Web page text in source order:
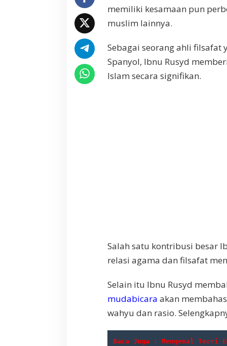
a
s
o
memiliki kesamaan pun
muslim lainnya.
Sebagai seorang ahli
Spanyol, Ibnu Rusyd
Islam secara signifikan.
Salah satu kontribusi besar
relasi agama dan filsafat
Selain itu Ibnu Rusyd
mudabicara akan
wahyu dan rasio.
Baca Juga : Mengenal Teori